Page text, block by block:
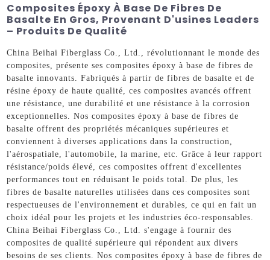
Composites Époxy À Base De Fibres De
Basalte En Gros, Provenant D'usines Leaders
– Produits De Qualité
China Beihai Fiberglass Co., Ltd., révolutionnant le monde des
composites, présente ses composites époxy à base de fibres de
basalte innovants. Fabriqués à partir de fibres de basalte et de
résine époxy de haute qualité, ces composites avancés offrent
une résistance, une durabilité et une résistance à la corrosion
exceptionnelles. Nos composites époxy à base de fibres de
basalte offrent des propriétés mécaniques supérieures et
conviennent à diverses applications dans la construction,
l'aérospatiale, l'automobile, la marine, etc. Grâce à leur rapport
résistance/poids élevé, ces composites offrent d'excellentes
performances tout en réduisant le poids total. De plus, les
fibres de basalte naturelles utilisées dans ces composites sont
respectueuses de l'environnement et durables, ce qui en fait un
choix idéal pour les projets et les industries éco-responsables.
China Beihai Fiberglass Co., Ltd. s'engage à fournir des
composites de qualité supérieure qui répondent aux divers
besoins de ses clients. Nos composites époxy à base de fibres de